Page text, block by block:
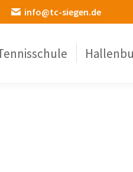
info@tc-siegen.de